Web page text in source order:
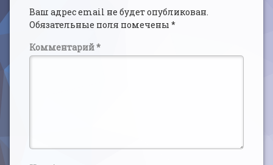
Ваш адрес email не будет опубликован.
Обязательные поля помечены *
Комментарий*